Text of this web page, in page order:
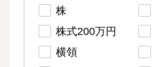
株
株式200万円
横領